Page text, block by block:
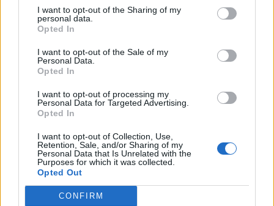
I want to opt-out of the Sharing of my
personal data.
Opted In
I want to opt-out of the Sale of my
Personal Data.
Opted In
I want to opt-out of processing my
Personal Data for Targeted Advertising.
Opted In
I want to opt-out of Collection, Use,
Retention, Sale, and/or Sharing of my
Personal Data that Is Unrelated with the
Purposes for which it was collected.
Opted Out
CONFIRM